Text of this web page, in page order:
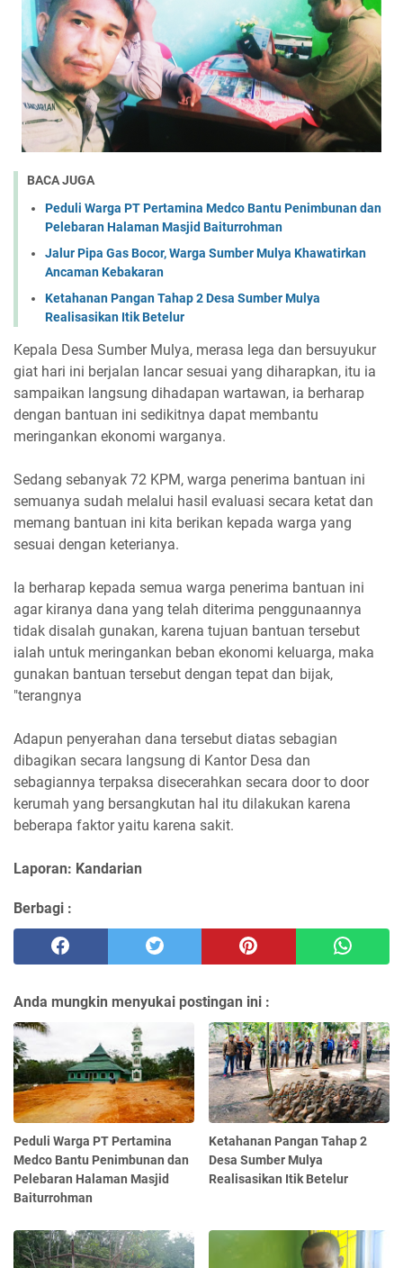
BACA JUGA
Peduli Warga PT Pertamina Medco Bantu Penimbunan dan
Pelebaran Halaman Masjid Baiturrohman
Jalur Pipa Gas Bocor, Warga Sumber Mulya Khawatirkan
Ancaman Kebakaran
Ketahanan Pangan Tahap 2 Desa Sumber Mulya
Realisasikan Itik Betelur
Kepala Desa Sumber Mulya, merasa lega dan bersuyukur
giat hari ini berjalan lancar sesuai yang diharapkan, itu ia
sampaikan langsung dihadapan wartawan, ia berharap
dengan bantuan ini sedikitnya dapat membantu
meringankan ekonomi warganya.
Sedang sebanyak 72 KPM, warga penerima bantuan ini
semuanya sudah melalui hasil evaluasi secara ketat dan
memang bantuan ini kita berikan kepada warga yang
sesuai dengan keterianya.
Ia berharap kepada semua warga penerima bantuan ini
agar kiranya dana yang telah diterima penggunaannya
tidak disalah gunakan, karena tujuan bantuan tersebut
ialah untuk meringankan beban ekonomi keluarga, maka
gunakan bantuan tersebut dengan tepat dan bijak,
"terangnya
Adapun penyerahan dana tersebut diatas sebagian
dibagikan secara langsung di Kantor Desa dan
sebagiannya terpaksa disecerahkan secara door to door
kerumah yang bersangkutan hal itu dilakukan karena
beberapa faktor yaitu karena sakit.
Laporan: Kandarian
Berbagi :
Anda mungkin menyukai postingan ini :
Peduli Warga PT Pertamina
Medco Bantu Penimbunan dan
Pelebaran Halaman Masjid
Baiturrohman
Ketahanan Pangan Tahap 2
Desa Sumber Mulya
Realisasikan Itik Betelur